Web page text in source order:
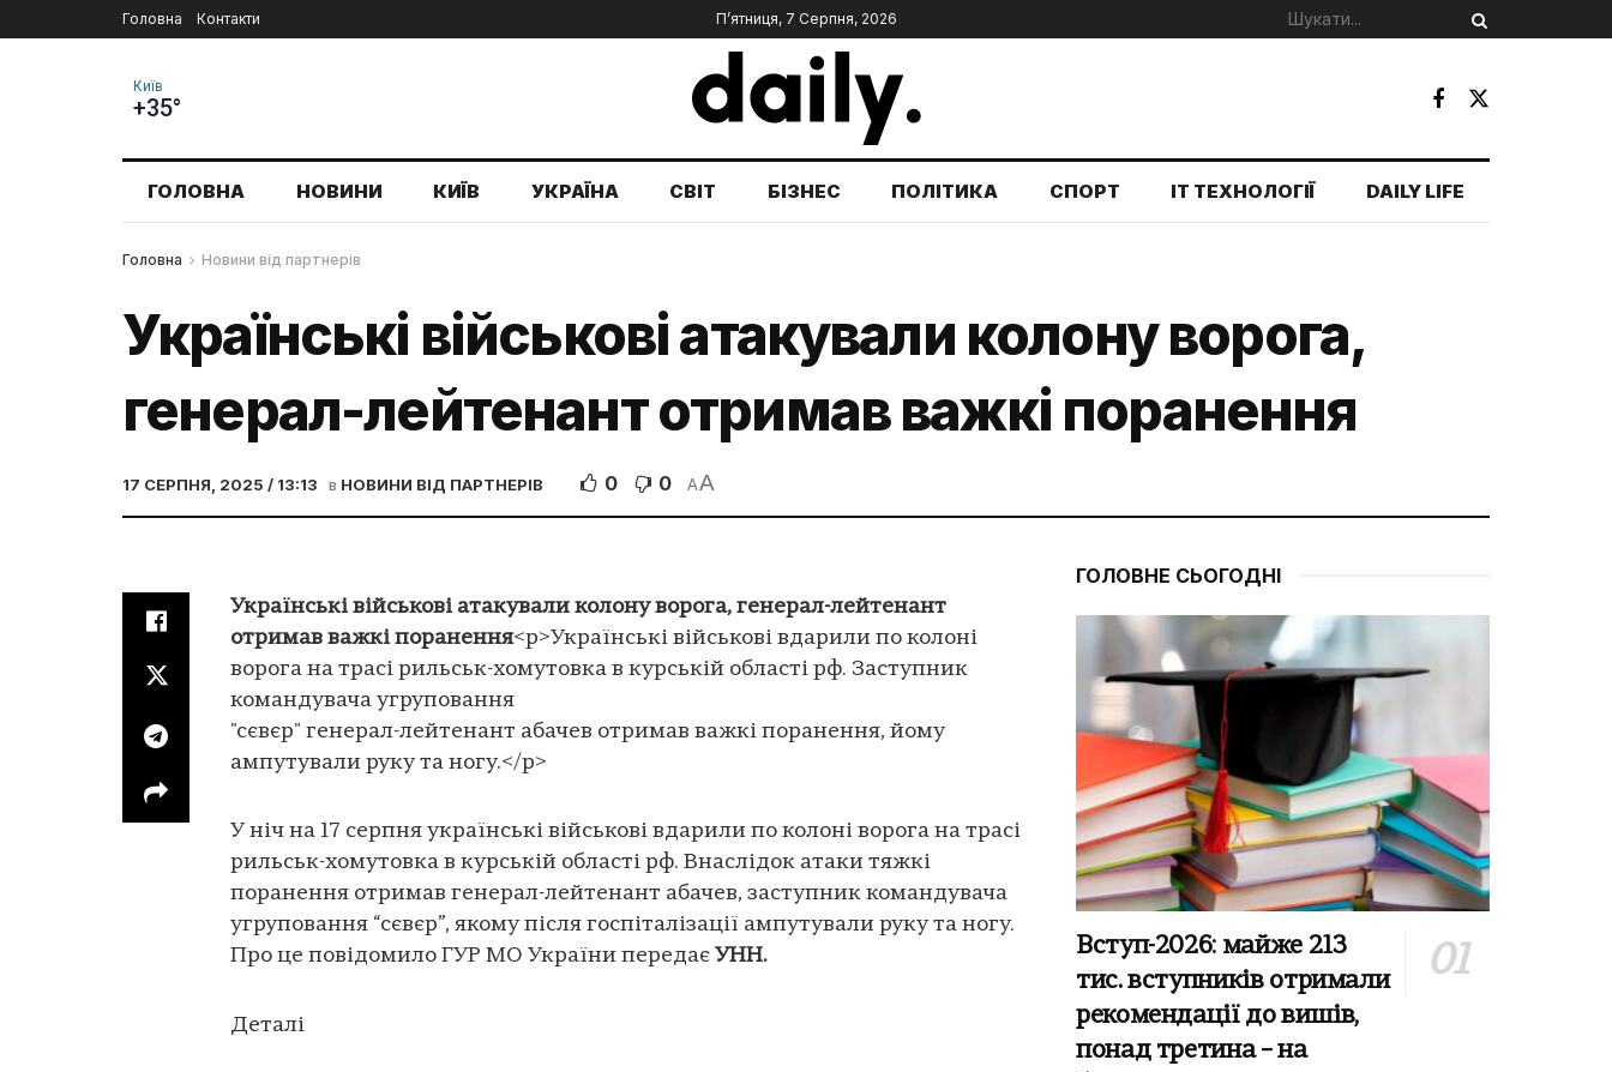
Головна Контакти П’ятниця, 7 Серпня, 2026
Київ
+35°
ГОЛОВНА НОВИНИ КИЇВ УКРАЇНА СВІТ БІЗНЕС ПОЛІТИКА СПОРТ IT ТЕХНОЛОГІЇ DAILY LIFE
Головна Новини від партнерів
Українські військові атакували колону ворога,
генерал-лейтенант отримав важкі поранення
17 СЕРПНЯ, 2025 / 13:13 в НОВИНИ ВІД ПАРТНЕРІВ 0 0 AA
Українські військові атакували колону ворога, генерал-лейтенант
отримав важкі поранення<p>Українські військові вдарили по колоні
ворога на трасі рильськ-хомутовка в курській області рф. Заступник
командувача угруповання
"сєвєр" генерал-лейтенант абачев отримав важкі поранення, йому
ампутували руку та ногу.</p>
У ніч на 17 серпня українські військові вдарили по колоні ворога на трасі
рильськ-хомутовка в курській області рф. Внаслідок атаки тяжкі
поранення отримав генерал-лейтенант абачев, заступник командувача
угруповання “сєвєр”, якому після госпіталізації ампутували руку та ногу.
Про це повідомило ГУР МО України передає УНН.
Деталі
ГОЛОВНЕ СЬОГОДНІ
Вступ-2026: майже 213
тис. вступників отримали
рекомендації до вишів,
понад третина – на